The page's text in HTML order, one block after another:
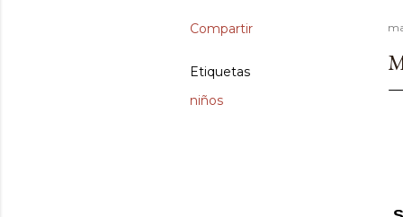
Compartir
Etiquetas
niños